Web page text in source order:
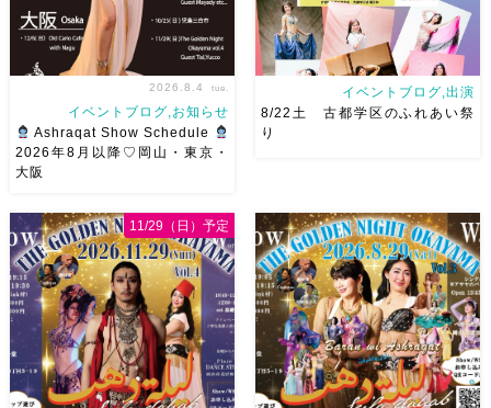
です♡皆様にお会いできますよ
うに
ご予約はメッセージく
ださい
お待ちしています
Ashraqat Show Schedule
岡山・8/22(土) […]
2026.8.4 tue.
イベントブログ,お知らせ
Ashraqat Show Schedule
2026年8月以降♡岡山・東京・
大阪
りにて踊らせていただきます♡
太鼓も叩くよー！私たちは
18:40頃から出演です屋台も出
てとても楽しいお祭りになりそ
う
私たちも踊った後は祭り
を楽しみます
遊びにいら
[…]
イベントブログ,出演
8/22土 古都学区のふれあい祭
り
11/29（日）予定